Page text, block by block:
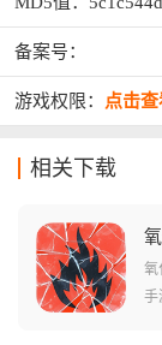
备案号：
游戏权限： 点击
相关下载
氧
手